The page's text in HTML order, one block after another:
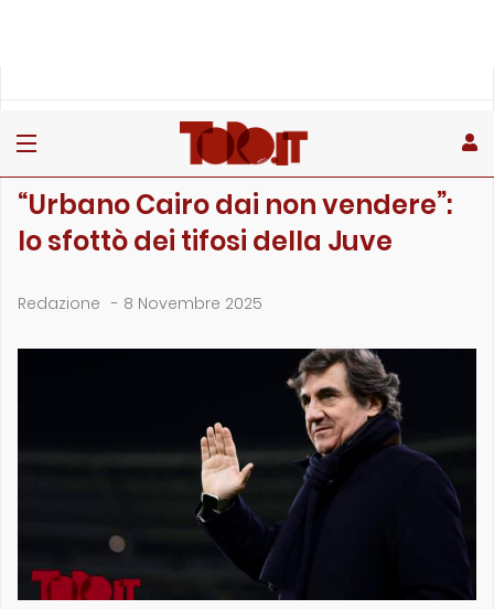
“Urbano Cairo dai non vendere”:
lo sfottò dei tifosi della Juve
Redazione - 8 Novembre 2025